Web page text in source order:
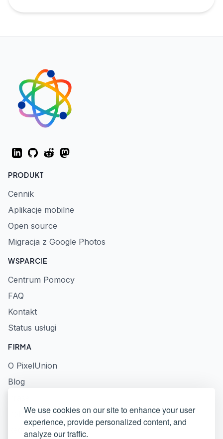
We use cookies on our site to enhance your user
experience, provide personalized content, and
analyze our traffic.
LinkedInGitHubRedditMastodon
PRODUKT
Cennik
Aplikacje mobilne
Open source
Migracja z Google Photos
WSPARCIE
Centrum Pomocy
FAQ
Kontakt
Status usługi
FIRMA
O PixelUnion
Blog
Polityka prywatności
Regulamin